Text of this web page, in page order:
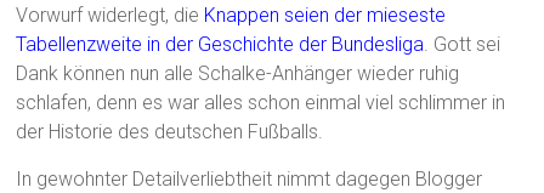
Vorwurf widerlegt, die Knappen seien der mieseste
Tabellenzweite in der Geschichte der Bundesliga. Gott sei
Dank können nun alle Schalke-Anhänger wieder ruhig
schlafen, denn es war alles schon einmal viel schlimmer in
der Historie des deutschen Fußballs.
In gewohnter Detailverliebtheit nimmt dagegen Blogger